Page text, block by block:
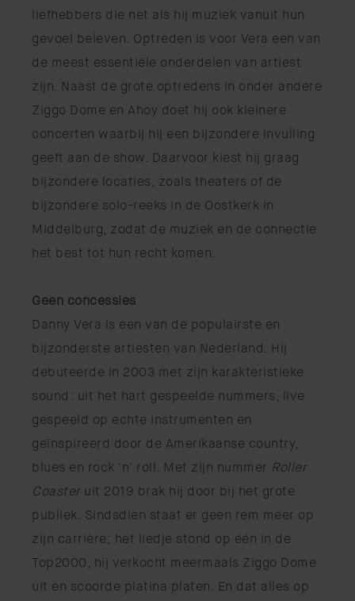
liefhebbers die net als hij muziek vanuit hun
gevoel beleven. Optreden is voor Vera een van
de meest essentiële onderdelen van artiest
zijn. Naast de grote optredens in onder andere
Ziggo Dome en Ahoy doet hij ook kleinere
concerten waarbij hij een bijzondere invulling
geeft aan de show. Daarvoor kiest hij graag
bijzondere locaties, zoals theaters of de
bijzondere solo-reeks in de Oostkerk in
Middelburg, zodat de muziek en de connectie
het best tot hun recht komen.
Geen concessies
Danny Vera is een van de populairste en
bijzonderste artiesten van Nederland. Hij
debuteerde in 2003 met zijn karakteristieke
sound: uit het hart gespeelde nummers, live
gespeeld op echte instrumenten en
geïnspireerd door de Amerikaanse country,
blues en rock 'n' roll. Met zijn nummer Roller
Coaster uit 2019 brak hij door bij het grote
publiek. Sindsdien staat er geen rem meer op
zijn carrière; het liedje stond op één in de
Top2000, hij verkocht meermaals Ziggo Dome
uit en scoorde platina platen. En dat alles op